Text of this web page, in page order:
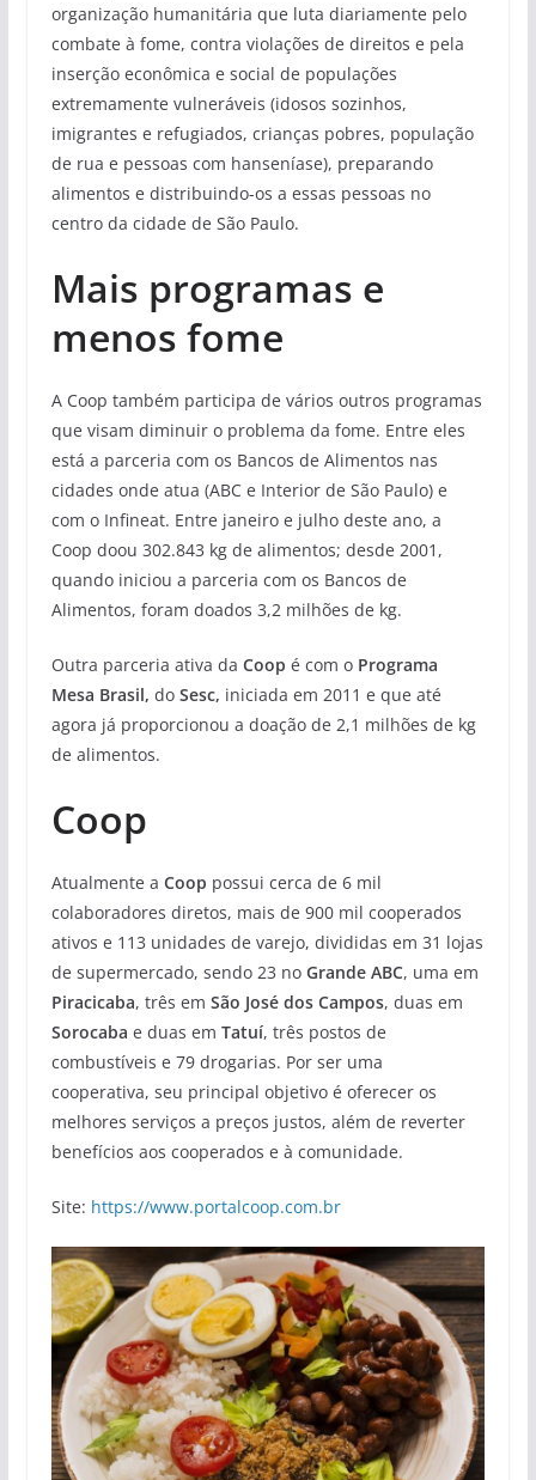
organização humanitária que luta diariamente pelo
combate à fome, contra violações de direitos e pela
inserção econômica e social de populações
extremamente vulneráveis (idosos sozinhos,
imigrantes e refugiados, crianças pobres, população
de rua e pessoas com hanseníase), preparando
alimentos e distribuindo-os a essas pessoas no
centro da cidade de São Paulo.
Mais programas e
menos fome
A Coop também participa de vários outros programas
que visam diminuir o problema da fome. Entre eles
está a parceria com os Bancos de Alimentos nas
cidades onde atua (ABC e Interior de São Paulo) e
com o Infineat. Entre janeiro e julho deste ano, a
Coop doou 302.843 kg de alimentos; desde 2001,
quando iniciou a parceria com os Bancos de
Alimentos, foram doados 3,2 milhões de kg.
Outra parceria ativa da Coop é com oPrograma
Mesa Brasil, doSesc, iniciada em 2011 e que até
agora já proporcionou a doação de 2,1 milhões de kg
de alimentos.
Coop
Atualmente a Coop possui cerca de 6 mil
colaboradores diretos, mais de 900 mil cooperados
ativos e 113 unidades de varejo, divididas em 31 lojas
de supermercado, sendo 23 noGrande ABC, uma em
Piracicaba, três em São José dos Campos, duas em
Sorocaba e duas em Tatuí, três postos de
combustíveis e 79 drogarias. Por ser uma
cooperativa, seu principal objetivo é oferecer os
melhores serviços a preços justos, além de reverter
benefícios aos cooperados e à comunidade.
Site: https://www.portalcoop.com.br